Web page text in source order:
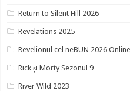
Return to Silent Hill 2026
Revelations 2025
Revelionul cel neBUN 2026
Rick și Morty Sezonul 9
River Wild 2023